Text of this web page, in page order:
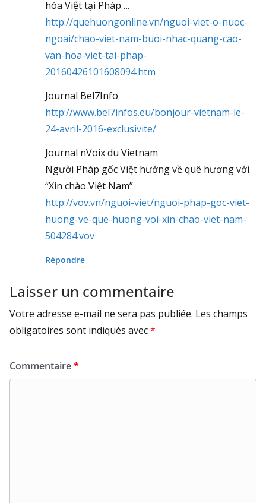
hóa Việt tại Pháp….
http://quehuongonline.vn/nguoi-viet-o-nuoc-
ngoai/chao-viet-nam-buoi-nhac-quang-cao-
van-hoa-viet-tai-phap-
20160426101608094.htm
Journal Bel7Info
http://www.bel7infos.eu/bonjour-vietnam-le-
24-avril-2016-exclusivite/
Journal nVoix du Vietnam
Người Pháp gốc Việt hướng về quê hương với
“Xin chào Việt Nam”
http://vov.vn/nguoi-viet/nguoi-phap-goc-viet-
huong-ve-que-huong-voi-xin-chao-viet-nam-
504284.vov
Répondre
Laisser un commentaire
Votre adresse e-mail ne sera pas publiée. Les champs
obligatoires sont indiqués avec*
Commentaire*